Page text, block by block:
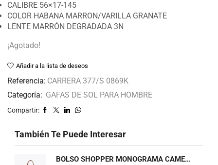
CALIBRE 56×17-145
COLOR HABANA MARRON/VARILLA GRANATE
LENTE MARRÓN DEGRADADA 3N
¡Agotado!
Añadir a la lista de deseos
Referencia: CARRERA 377/S 0869K
Categoría: GAFAS DE SOL PARA HOMBRE
Compartir:
También Te Puede Interesar
BOLSO SHOPPER MONOGRAMA CAMEL LOLA CASADEMUNT LF2604075